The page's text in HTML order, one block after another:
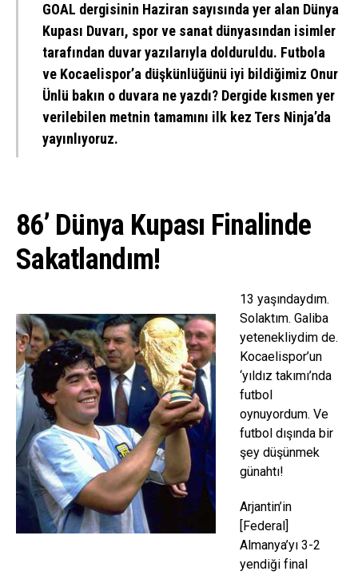
GOAL dergisinin Haziran sayısında yer alan Dünya
Kupası Duvarı, spor ve sanat dünyasından isimler
tarafından duvar yazılarıyla dolduruldu. Futbola
ve Kocaelispor’a düşkünlüğünü iyi bildiğimiz Onur
Ünlü bakın o duvara ne yazdı? Dergide kısmen yer
verilebilen metnin tamamını ilk kez Ters Ninja’da
yayınlıyoruz.
86’ Dünya Kupası Finalinde
Sakatlandım!
13 yaşındaydım.
Solaktım. Galiba
yetenekliydim de.
Kocaelispor’un
‘yıldız takımı’nda
futbol
oynuyordum. Ve
futbol dışında bir
şey düşünmek
günahtı!
Arjantin’in
[Federal]
Almanya’yı 3-2
yendiği final